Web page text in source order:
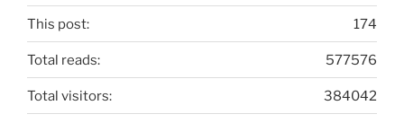
174
This post:
577576
Total reads:
384042
Total visitors: